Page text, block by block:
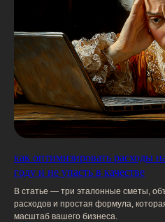
как оптимизировать расходы
году и не упасть в качестве
В статье — три эталонные сметы,
расходов и простая формула,
масштаб вашего бизнеса.
отрасли